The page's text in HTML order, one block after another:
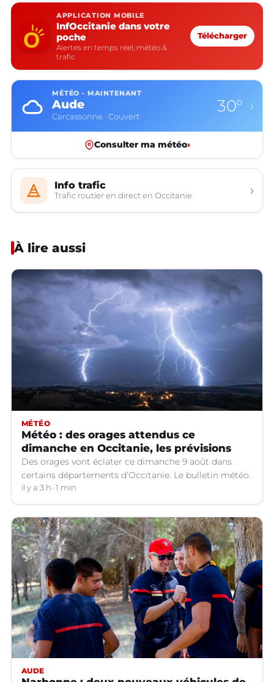
APPLICATION MOBILE
InfOccitanie dans votre
poche
Alertes en temps réel, météo &
trafic
Télécharger
MÉTÉO · MAINTENANT
Aude
Carcassonne · Couvert
30° ›
Consulter ma météo›
Info trafic
Trafic routier en direct en Occitanie ›
À lire aussi
MÉTÉO
Météo : des orages attendus ce
dimanche en Occitanie, les prévisions
Des orages vont éclater ce dimanche 9 août dans
certains départements d’Occitanie. Le bulletin météo.
il y a 3 h 1 min
AUDE